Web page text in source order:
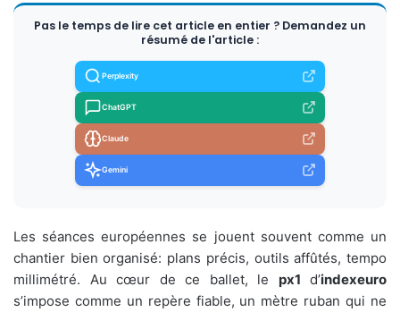
Pas le temps de lire cet article en entier ? Demandez un
résumé de l'article :
Perplexity
ChatGPT
Claude
Gemini
Les séances européennes se jouent souvent comme un
chantier bien organisé: plans précis, outils affûtés, tempo
millimétré. Au cœur de ce ballet, le px1 d’indexeuro
s’impose comme un repère fiable, un mètre ruban qui ne